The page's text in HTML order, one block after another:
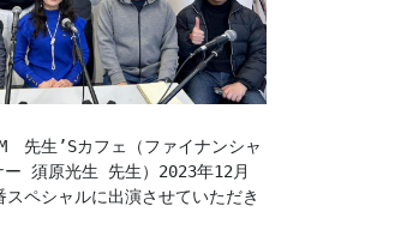
　先生’Sカフェ（ファイナンシャ
ー 須原光生 先生）2023年12月
スペシャルに出演させていただき